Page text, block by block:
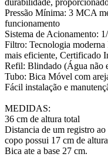
durabilidade,
Pressão Mínima: 3 MCA
funcionamento
Sistema de Acionamento:
Filtro: Tecnologia moderna
mais eficiente, Certificado
Refil: Blindado (Água não
Tubo: Bica Móvel com
Fácil instalação e
MEDIDAS:
36 cm de altura total
Distancia de um registro
copo possui 17 cm de
Bica ate a base 27 cm.